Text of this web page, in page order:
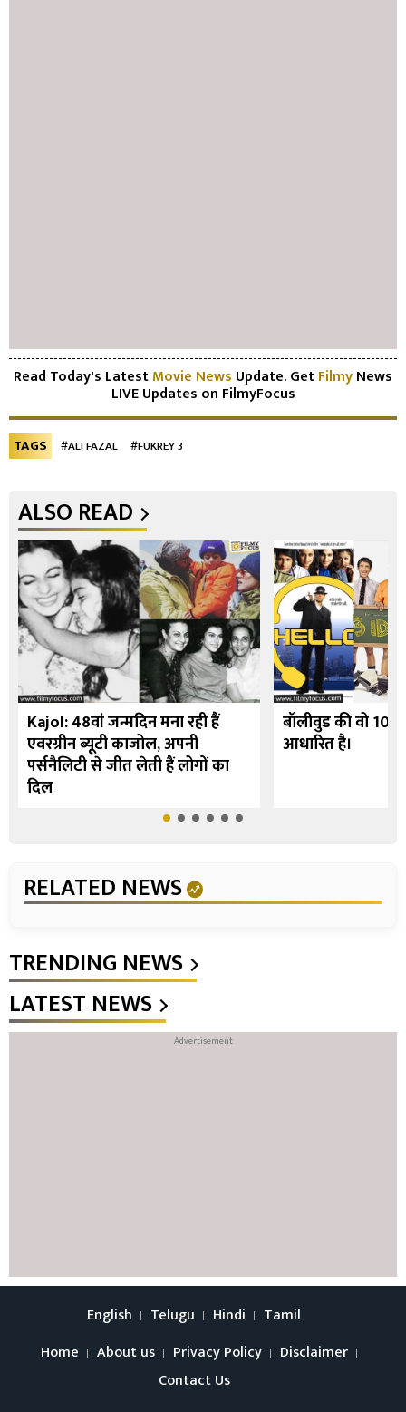
Read Today's LatestMovie News Update. GetFilmyNews
LIVE Updates on FilmyFocus
TAGS #ALI FAZAL #FUKREY 3
ALSO READ
Kajol: 48वां जन्मदिन मना रही हैं
एवरग्रीन ब्यूटी काजोल, अपनी
पर्सनैलिटी से जीत लेती हैं लोगों का
दिल
बॉलीवुड की वो 10
आधारित है।
RELATED NEWS
TRENDING NEWS
LATEST NEWS
English Telugu Hindi
Tamil
Home
About us Privacy Policy
Disclaimer
Contact Us